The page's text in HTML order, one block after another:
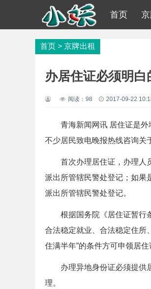
首页
首页 > 京牌出租
办居住证必须明白
阅读： 98 2017-09-22
青海新闻网讯 居住证是外地
不少居民致电晚报热线咨询关
首次办理居住证，办理人员
派出所管辖民警处登记；如果
派出所管辖民警处登记。
根据国务院《居住证暂行条
合法稳定就业、合法稳定住所
住满半年”的条件方可申领居住
办理异地身份证必须提供居
理。